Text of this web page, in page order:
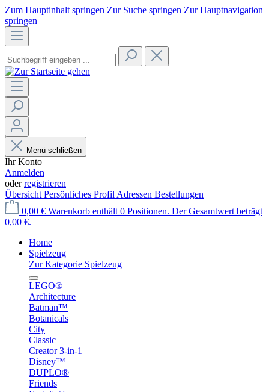
Zum Hauptinhalt springen Zur Suche springen Zur Hauptnavigation
springen
Menü schließen
Ihr Konto
Anmelden
oderregistrieren
Übersicht Persönliches Profil Adressen Bestellungen
0,00 € Warenkorb enthält 0 Positionen. Der Gesamtwert beträgt
0,00 €.
Home
Spielzeug
Zur Kategorie Spielzeug
LEGO®
Architecture
Batman™
Botanicals
City
Classic
Creator 3-in-1
Disney™
DUPLO®
Friends